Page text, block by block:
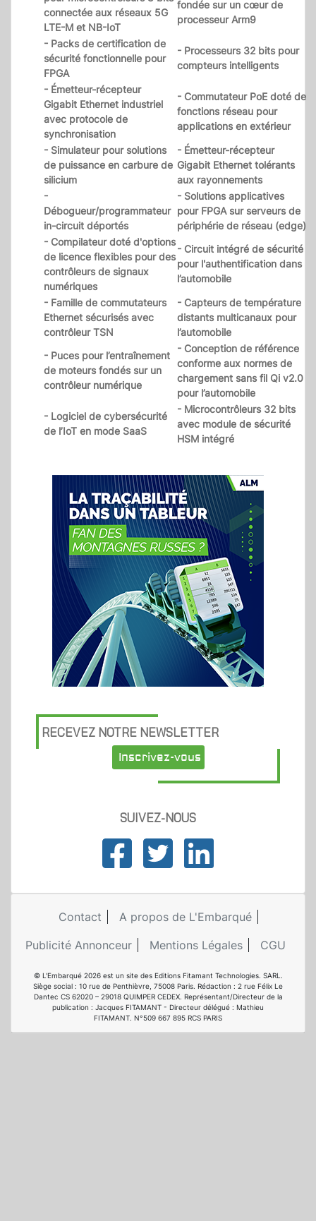
connectée aux réseaux 5G
LTE-M et NB-IoT
fondée sur un cœur de
processeur Arm9
- Packs de certification de
sécurité fonctionnelle pour
FPGA
- Processeurs 32 bits pour
compteurs intelligents
- Émetteur-récepteur
Gigabit Ethernet industriel
avec protocole de
synchronisation
- Commutateur PoE doté de
fonctions réseau pour
applications en extérieur
- Simulateur pour solutions
de puissance en carbure de
silicium
- Émetteur-récepteur
Gigabit Ethernet tolérants
aux rayonnements
-
Débogueur/programmateur
in-circuit déportés
- Solutions applicatives
pour FPGA sur serveurs de
périphérie de réseau (edge)
- Compilateur doté d'options
de licence flexibles pour des
contrôleurs de signaux
numériques
- Circuit intégré de sécurité
pour l'authentification dans
l’automobile
- Famille de commutateurs
Ethernet sécurisés avec
contrôleur TSN
- Capteurs de température
distants multicanaux pour
l’automobile
- Puces pour l’entraînement
de moteurs fondés sur un
contrôleur numérique
- Conception de référence
conforme aux normes de
chargement sans fil Qi v2.0
pour l’automobile
- Logiciel de cybersécurité
de l’IoT en mode SaaS
- Microcontrôleurs 32 bits
avec module de sécurité
HSM intégré
RECEVEZ NOTRE NEWSLETTER
Inscrivez-vous
SUIVEZ-NOUS
Contact
A propos de L'Embarqué
Publicité Annonceur
Mentions Légales CGU
© L'Embarqué 2026 est un site des Editions Fitamant Technologies. SARL.
Siège social : 10 rue de Penthièvre, 75008 Paris. Rédaction : 2 rue Félix Le
Dantec CS 62020 – 29018 QUIMPER CEDEX. Représentant/Directeur de la
publication : Jacques FITAMANT - Directeur délégué : Mathieu
FITAMANT. N°509 667 895 RCS PARIS